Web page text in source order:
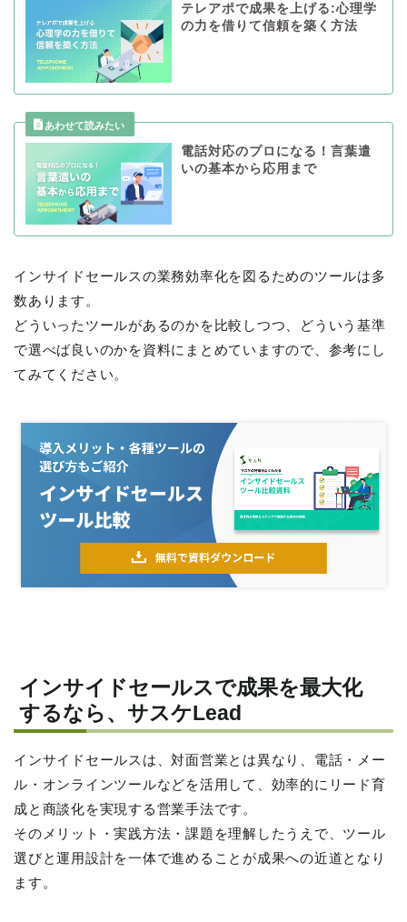
テレアポで成果を上げる:心理学
の力を借りて信頼を築く方法
電話対応のプロになる！言葉遣
いの基本から応用まで
インサイドセールスの業務効率化を図るためのツールは多
数あります。
どういったツールがあるのかを比較しつつ、どういう基準
で選べば良いのかを資料にまとめていますので、参考にし
てみてください。
インサイドセールスで成果を最大化
するなら、サスケLead
インサイドセールスは、対面営業とは異なり、電話・メー
ル・オンラインツールなどを活用して、効率的にリード育
成と商談化を実現する営業手法です。
そのメリット・実践方法・課題を理解したうえで、ツール
選びと運用設計を一体で進めることが成果への近道となり
ます。